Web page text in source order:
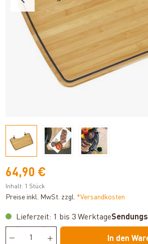
64,90 €
Inhalt: 1 Stück
Preise inkl. MwSt. zzgl. *Versandkosten
Lieferzeit: 1 bis 3 Werktage
In den